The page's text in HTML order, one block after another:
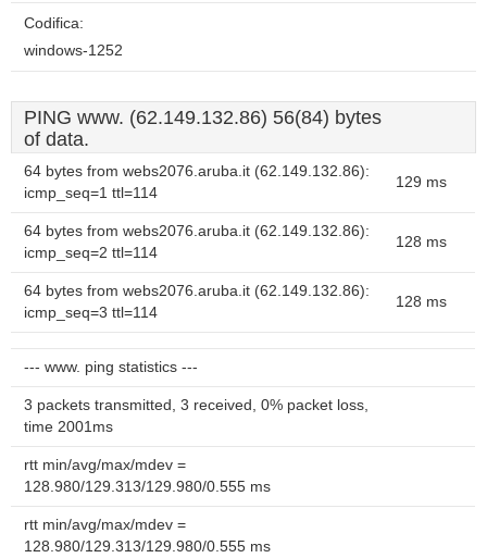
Codifica:
windows-1252
PING www. (62.149.132.86) 56(84) bytes
of data.
64 bytes from webs2076.aruba.it (62.149.132.86):
icmp_seq=1 ttl=114
129 ms
64 bytes from webs2076.aruba.it (62.149.132.86):
icmp_seq=2 ttl=114
128 ms
64 bytes from webs2076.aruba.it (62.149.132.86):
icmp_seq=3 ttl=114
128 ms
--- www. ping statistics ---
3 packets transmitted, 3 received, 0% packet loss,
time 2001ms
rtt min/avg/max/mdev =
128.980/129.313/129.980/0.555 ms
rtt min/avg/max/mdev =
128.980/129.313/129.980/0.555 ms